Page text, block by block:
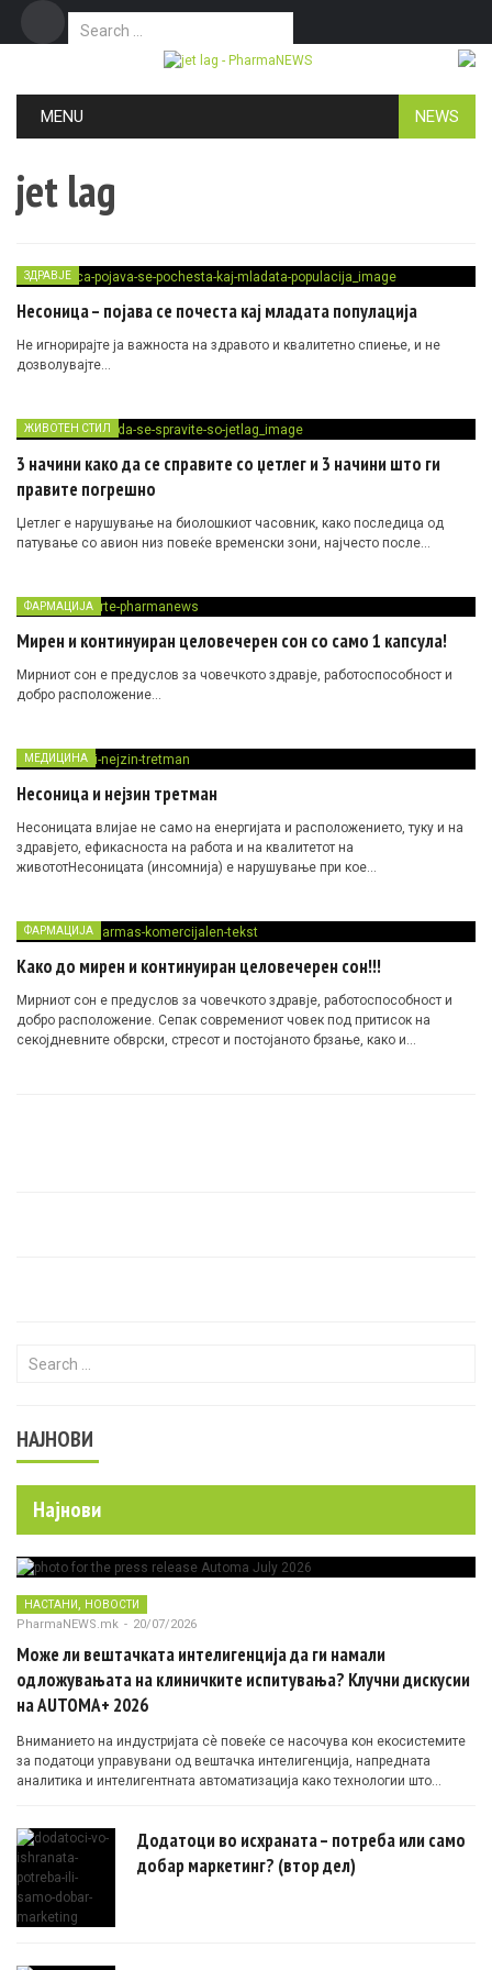
Search for:
MENU NEWS
jet lag
ЗДРАВЈЕ
Несоница – појава се почеста кај младата популација
Не игнорирајте ја важноста на здравото и квалитетно спиење, и не
дозволувајте…
ЖИВОТЕН СТИЛ
3 начини како да се справите со џетлег и 3 начини што ги
правите погрешно
Џетлег е нарушување на биолошкиот часовник, како последица од
патување со авион низ повеќе временски зони, најчесто после…
ФАРМАЦИЈА
Мирен и континуиран целовечерен сон со само 1 капсула!
Mирниот сон е предуслов за човечкото здравје, работоспособност и
добро расположение…
МЕДИЦИНА
Несоница и нејзин третман
Несоницата влијае не само на енергијата и расположението, туку и на
здравјето, ефикасноста на работа и на квалитетот на
живототНесоницата (инсомнија) е нарушување при кое…
ФАРМАЦИЈА
Како до мирен и континуиран целовечерен сон!!!
Мирниот сон е предуслов за човечкото здравје, работоспособност и
добро расположение. Сепак современиот човек под притисок на
секојдневните обврски, стресот и постојаното брзање, како и…
Search for:
НАЈНОВИ
Најнови
НАСТАНИ, НОВОСТИ
PharmaNEWS.mk - 20/07/2026
Може ли вештачката интелигенција да ги намали
одложувањата на клиничките испитувања? Клучни дискусии
на AUTOMA+ 2026
Вниманието на индустријата сè повеќе се насочува кон екосистемите
за податоци управувани од вештачка интелигенција, напредната
аналитика и интелигентната автоматизација како технологии што
Додатоци во исхраната – потреба или само
добар маркетинг? (втор дел)